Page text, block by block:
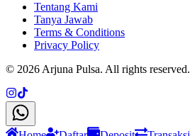
Tentang Kami
Tanya Jawab
Terms & Conditions
Privacy Policy
© 2026 Arjuna Pulsa. All rights reserved.